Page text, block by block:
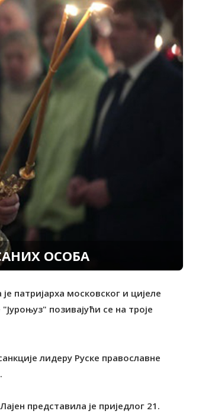
ОСОБА
патријарха московског и цијеле
позивајући се на троје
лидеру Руске православне
представила је приједлог 21.